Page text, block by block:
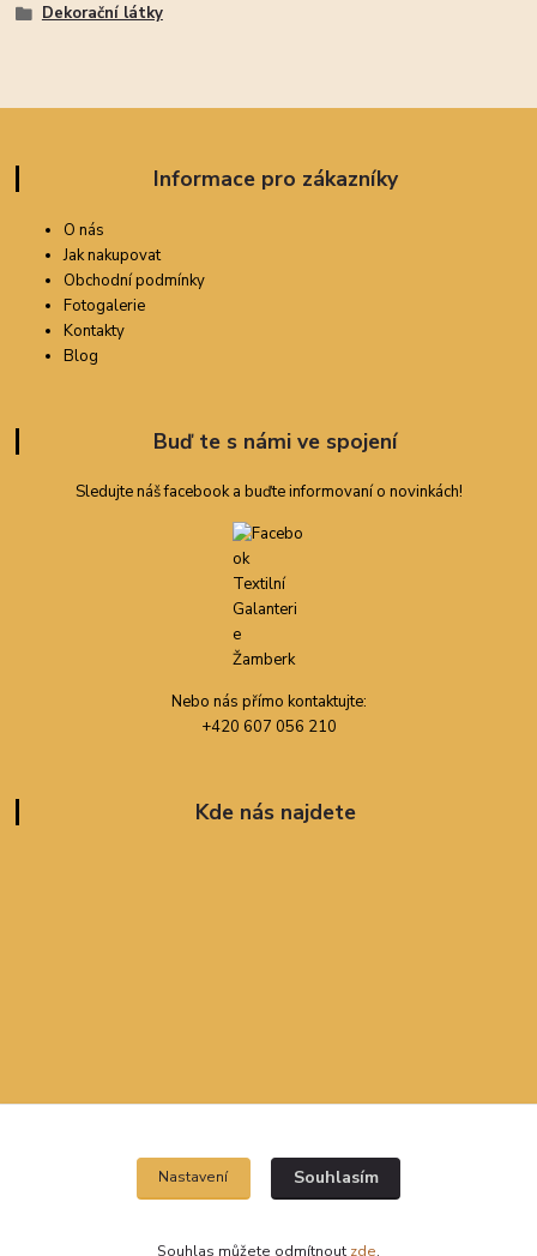
Dekorační látky
Informace pro zákazníky
O nás
Jak nakupovat
Obchodní podmínky
Fotogalerie
Kontakty
Blog
Buď te s námi ve spojení
Sledujte náš facebook a buďte informovaní o novinkách!
Nebo nás přímo kontaktujte:
+420 607 056 210
Kde nás najdete
Nastavení Souhlasím
Souhlas můžete odmítnout zde.